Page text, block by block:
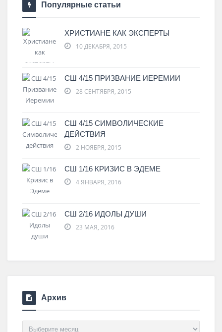
Популярные статьи
ХРИСТИАНЕ КАК ЭКСПЕРТЫ
10 ДЕКАБРЯ, 2015
СШ 4/15 ПРИЗВАНИЕ ИЕРЕМИИ
28 СЕНТЯБРЯ, 2015
СШ 4/15 СИМВОЛИЧЕСКИЕ
ДЕЙСТВИЯ
2 НОЯБРЯ, 2015
СШ 1/16 КРИЗИС В ЭДЕМЕ
4 ЯНВАРЯ, 2016
СШ 2/16 ИДОЛЫ ДУШИ
23 МАЯ, 2016
Архив
Архив